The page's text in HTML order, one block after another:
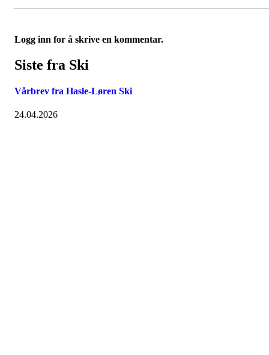
Logg inn for å skrive en kommentar.
Siste fra Ski
Vårbrev fra Hasle-Løren Ski
24.04.2026